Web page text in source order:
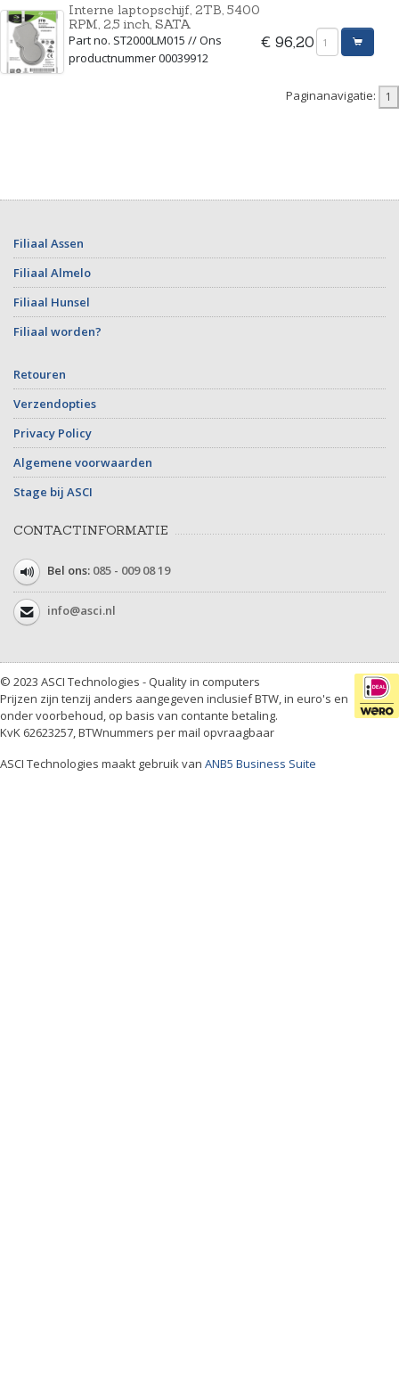
Interne laptopschijf, 2TB, 5400
RPM, 2,5 inch, SATA
Part no. ST2000LM015 // Ons
productnummer 00039912
€ 96,20
Paginanavigatie:
Filiaal Assen
Filiaal Almelo
Filiaal Hunsel
Filiaal worden?
Retouren
Verzendopties
Privacy Policy
Algemene voorwaarden
Stage bij ASCI
CONTACTINFORMATIE
Bel ons: 085 - 009 08 19
info@asci.nl
© 2023 ASCI Technologies - Quality in computers
Prijzen zijn tenzij anders aangegeven inclusief BTW, in euro's en
onder voorbehoud, op basis van contante betaling.
KvK 62623257, BTWnummers per mail opvraagbaar
ASCI Technologies maakt gebruik van ANB5 Business Suite